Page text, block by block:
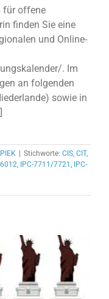
für offene
finden Sie eine
und Online-
. Im
an folgenden
sowie in
PIEK Stichworte: CIS, CIT,
6012, IPC-7711/7721 , IPC-